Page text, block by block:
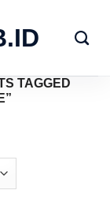
TAGGED